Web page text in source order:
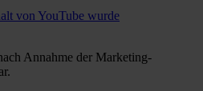
von YouTube wurde
Annahme der Marketing-